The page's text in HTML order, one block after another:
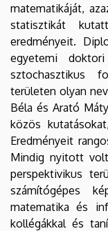
matematikáját,
statisztikát
eredményeit.
egyetemi
sztochasztikus
területen olyan
Béla és Arató
közös
Eredményeit
Mindig nyitott
perspektivikus
számítógépes
matematika és
kollégákkal és